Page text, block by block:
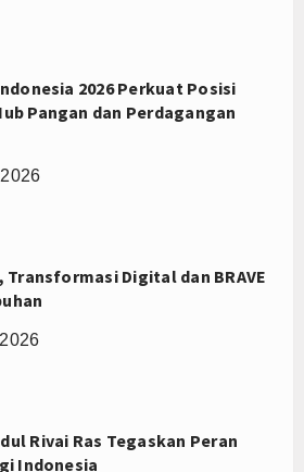
2026 Perkuat Posisi
Pangan dan Perdagangan
Digital dan BRAVE
Rivai Ras Tegaskan Peran
Indonesia